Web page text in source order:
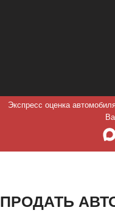
Экспресс оценка
ПРОДАТЬ